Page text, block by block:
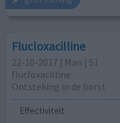
Flucloxacilline
22-10-2017 | Man | 51
flucloxacilline
Ontsteking in de borst
Effectiviteit